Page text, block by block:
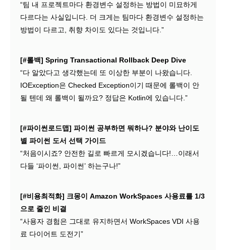
“팀 내 프로젝트마다 환경변수 설정하는 방법이 미묘하게
다르다는 사실입니다. 더 크게는 팀마다 환경변수 설정하는
방법이 다르고, 취향 차이도 있다는 것입니다.”
[#롤백] Spring Transactional Rollback Deep Dive
“다 알았다고 생각했는데 또 이상한 부분이 나왔습니다.
IOException은 Checked Exception이기 때문에 롤백이 안
될 텐데 왜 롤백이 될까요? 정답은 Kotlin에 있습니다.”
[#파이썬로드맵] 파이썬 공부하면 뭐하나? 분야와 난이도
별 파이썬 도서 선택 가이드
“처음이시죠? 안전한 길로 빠르게 모시겠습니다!…이래서
다들 ‘파이썬, 파이썬’ 하는구나!”
[#비용최적화] 크몽이 Amazon WorkSpaces 사용료를 1/3
으로 줄인 비결
“사용자 경험은 그대로 유지하면서 WorkSpaces VDI 사용
료 다이어트 도전기”